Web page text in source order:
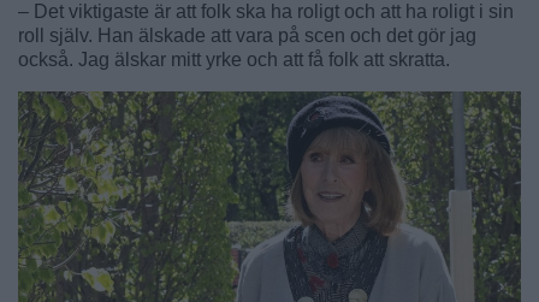
– Det viktigaste är att folk ska ha roligt och att ha roligt i sin
roll själv. Han älskade att vara på scen och det gör jag
också. Jag älskar mitt yrke och att få folk att skratta.